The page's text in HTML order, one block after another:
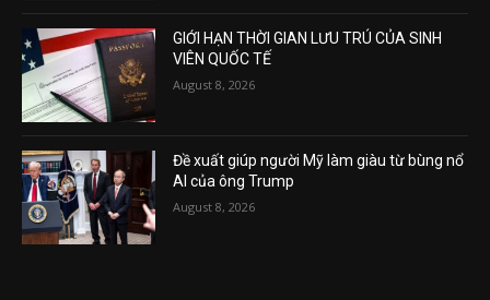
GIỚI HẠN THỜI GIAN LƯU TRÚ CỦA SINH
VIÊN QUỐC TẾ
August 8, 2026
Đề xuất giúp người Mỹ làm giàu từ bùng nổ
AI của ông Trump
August 8, 2026